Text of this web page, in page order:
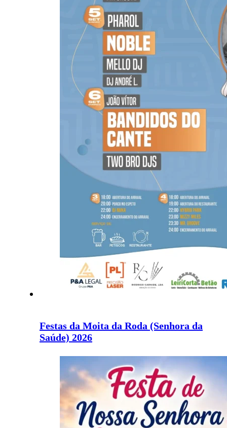
Festas da Moita da Roda (Senhora da
Saúde) 2026